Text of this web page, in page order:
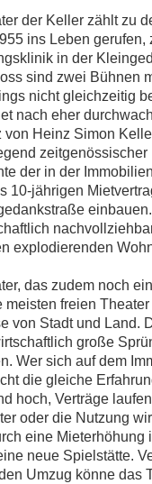
der Keller zählt zu
ins Leben
in der
sind zwei Bühnen
nicht gleichzeitig
nach eher
von Heinz Simon
der in der
10-jährigen
explodierenden
das zudem noch
meisten freien
von Stadt und Land.
große
Wer sich auf dem
die gleiche
hoch, Verträge
oder die Nutzung
eine Mieterhöhung
neue Spielstätte.
Umzug könne das